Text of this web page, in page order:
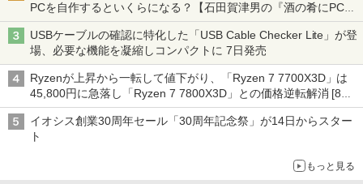
PCを自作するといくらになる？【石田賀津男の『酒の肴にPCゲ
ーム』】
USBケーブルの確認に特化した「USB Cable Checker Lite」が登
場、必要な機能を凝縮しコンパクトに 7日発売
Ryzenが上昇から一転して値下がり、「Ryzen 7 7700X3D」は
45,800円に急落し「Ryzen 7 7800X3D」との価格逆転解消 [8月
前半のCPU価格]
イオシス創業30周年セール「30周年記念祭」が14日からスター
ト
もっと見る